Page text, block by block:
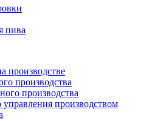
пива
производстве
производства
производства
производством